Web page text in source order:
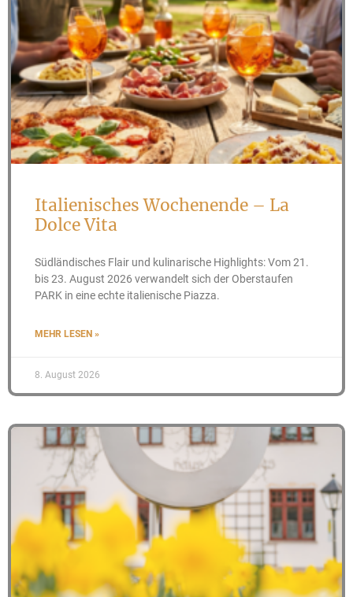
Italienisches Wochenende – La
Dolce Vita
Südländisches Flair und kulinarische Highlights: Vom 21.
bis 23. August 2026 verwandelt sich der Oberstaufen
PARK in eine echte italienische Piazza.
MEHR LESEN »
8. August 2026